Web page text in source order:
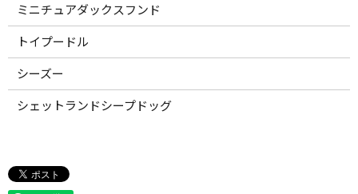
ミニチュアダックスフンド
トイプードル
シーズー
シェットランドシープドッグ